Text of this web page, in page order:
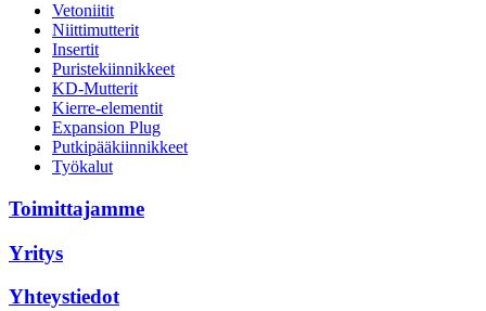
Vetoniitit
Niittimutterit
Insertit
Puristekiinnikkeet
KD-Mutterit
Kierre-elementit
Expansion Plug
Putkipääkiinnikkeet
Työkalut
Toimittajamme
Yritys
Yhteystiedot